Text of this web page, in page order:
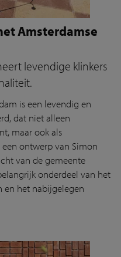
Amsterdamse
levendige klinkers
is een levendig en
dat niet alleen
maar ook als
ontwerp van Simon
van de gemeente
onderdeel van het
en het nabijgelegen